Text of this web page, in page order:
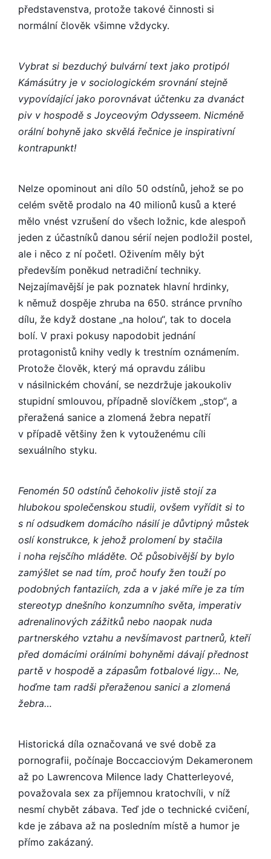
představenstva, protože takové činnosti si
normální člověk všimne vždycky.
Vybrat si bezduchý bulvární text jako protipól
Kámásútry je v sociologickém srovnání stejně
vypovídající jako porovnávat účtenku za dvanáct
piv v hospodě s Joyceovým Odysseem. Nicméně
orální bohyně jako skvělá řečnice je inspirativní
kontrapunkt!
Nelze opominout ani dílo 50 odstínů, jehož se po
celém světě prodalo na 40 milionů kusů a které
mělo vnést vzrušení do všech ložnic, kde alespoň
jeden z účastníků danou sérií nejen podložil postel,
ale i něco z ní početl. Oživením měly být
především poněkud netradiční techniky.
Nejzajímavější je pak poznatek hlavní hrdinky,
k němuž dospěje zhruba na 650. stránce prvního
dílu, že když dostane „na holou“, tak to docela
bolí. V praxi pokusy napodobit jednání
protagonistů knihy vedly k trestním oznámením.
Protože člověk, který má opravdu zálibu
v násilnickém chování, se nezdržuje jakoukoliv
stupidní smlouvou, případně slovíčkem „stop“, a
přeražená sanice a zlomená žebra nepatří
v případě většiny žen k vytouženému cíli
sexuálního styku.
Fenomén 50 odstínů čehokoliv jistě stojí za
hlubokou společenskou studii, ovšem vyřídit si to
s ní odsudkem domácího násilí je důvtipný můstek
oslí konstrukce, k jehož prolomení by stačila
i noha rejsčího mláděte. Oč působivější by bylo
zamýšlet se nad tím, proč houfy žen touží po
podobných fantaziích, zda a v jaké míře je za tím
stereotyp dnešního konzumního světa, imperativ
adrenalinových zážitků nebo naopak nuda
partnerského vztahu a nevšímavost partnerů, kteří
před domácími orálními bohyněmi dávají přednost
partě v hospodě a zápasům fotbalové ligy… Ne,
hoďme tam radši přeraženou sanici a zlomená
žebra…
Historická díla označovaná ve své době za
pornografii, počínaje Boccacciovým Dekameronem
až po Lawrencova Milence lady Chatterleyové,
považovala sex za příjemnou kratochvíli, v níž
nesmí chybět zábava. Teď jde o technické cvičení,
kde je zábava až na posledním místě a humor je
přímo zakázaný.